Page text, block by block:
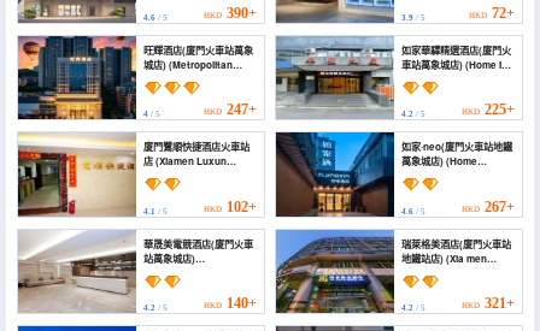
4.6 / 5 HKD 390+ 3.9/ 5 HKD 72+
旺輝酒店(廈門火車站萬象
城店) (Metropolitan
Wanghui Hotel(Xiamen
Railway Station
Vientiane City))
4 / 5 HKD 247+
如家華驛精選酒店(廈門火
車站萬象城店) (Home Inn
Huayi Select Hotel
(Xiamen Railway
Station Wanhangcheng
Branch))
4.2/ 5 HKD 225+
廈門鷺順快捷酒店火車站
店 (Xiamen Luxun
Express Hotel Railway
Station)
4.1 / 5 HKD 102+
如家·neo(廈門火車站地鐵
萬象城店) (Home
Inn·neo( Xiamen
Railway Station Metro
MixC City Store))
4.6/ 5 HKD 267+
華晟美電競酒店(廈門火車
站萬象城店)
(Huashengmei Hotel)
4.2 / 5 HKD 140+
瑞萊格美酒店(廈門火車站
地鐵站店) (Xia men
RLGM Hotel)
4.2/ 5 HKD 321+